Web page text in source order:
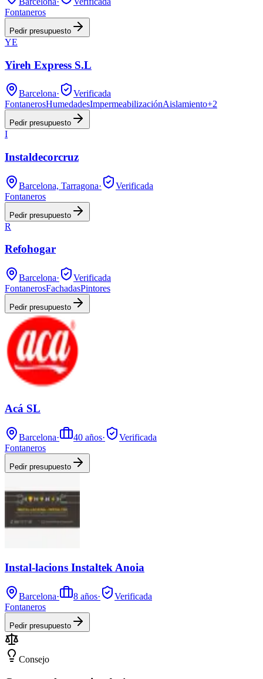
Fontaneros
Pedir presupuesto
YE
Yireh Express S.L
Barcelona·
Verificada
FontanerosHumedadesImpermeabilizaciónAislamiento+2
Pedir presupuesto
I
Instaldecorcruz
Barcelona, Tarragona·
Verificada
Fontaneros
Pedir presupuesto
R
Refohogar
Barcelona·
Verificada
FontanerosFachadasPintores
Pedir presupuesto
Acá SL
Barcelona· 40 años·
Verificada
Fontaneros
Pedir presupuesto
Instal-lacions Instaltek Anoia
Barcelona· 8 años·
Verificada
Fontaneros
Pedir presupuesto
Consejo